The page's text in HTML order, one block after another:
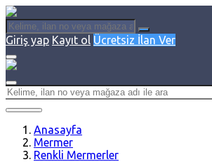
Giriş yap Kayıt ol Ücretsiz İlan Ver
Anasayfa
Mermer
Renkli Mermerler